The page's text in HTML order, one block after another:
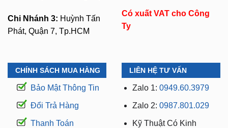
Chi Nhánh 3: Huỳnh Tấn
Phát, Quận 7, Tp.HCM
Có xuất VAT cho Công
Ty
CHÍNH SÁCH MUA HÀNG
Bảo Mật Thông Tin
Đổi Trả Hàng
Thanh Toán
LIÊN HỆ TƯ VẤN
Zalo 1: 0949.60.3979
Zalo 2: 0987.801.029
Kỹ Thuật Có Kinh